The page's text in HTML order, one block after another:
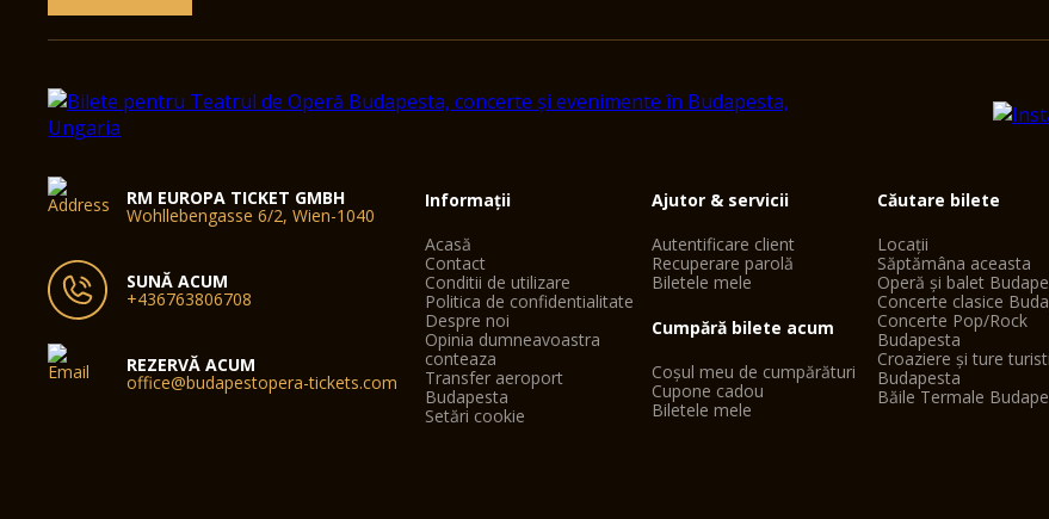
RM EUROPA TICKET GMBH
Wohllebengasse 6/2, Wien-1040
SUNĂ ACUM
+436763806708
REZERVĂ ACUM
office@budapestopera-tickets.com
Informații
Acasă
Contact
Conditii de utilizare
Politica de confidentialitate
Despre noi
Opinia dumneavoastra
conteaza
Transfer aeroport
Budapesta
Setări cookie
Ajutor & servicii
Autentificare client
Recuperare parolă
Biletele mele
Cumpără bilete acum
Coșul meu de cumpărături
Cupone cadou
Biletele mele
Căutare bilete
Locații
Săptămâna aceasta
Operă și balet
Concerte clasice
Concerte Pop/Rock
Budapesta
Croaziere și ture
Budapesta
Băile Termale